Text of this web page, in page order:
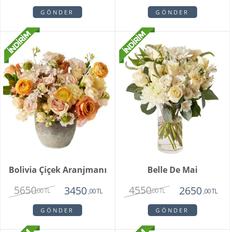
GÖNDER GÖNDER
Bolivia Çiçek Aranjmanı
5650,00 TL 3450 ,00 TL
GÖNDER
Belle De Mai
4550,00 TL 2650 ,00 TL
GÖNDER